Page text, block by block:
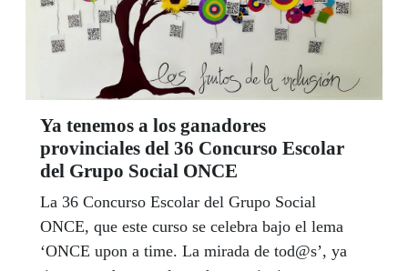
Ya tenemos a los ganadores
provinciales del 36 Concurso Escolar
del Grupo Social ONCE
La 36 Concurso Escolar del Grupo Social
ONCE, que este curso se celebra bajo el lema
‘ONCE upon a time. La mirada de tod@s’, ya